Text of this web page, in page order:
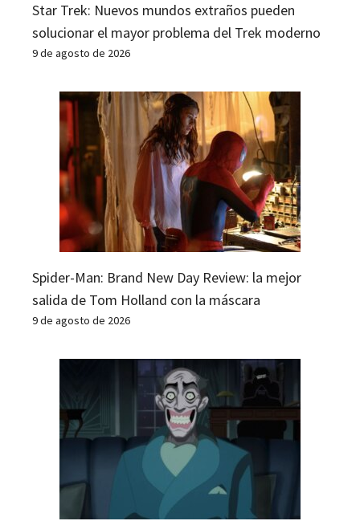
Star Trek: Nuevos mundos extraños pueden
solucionar el mayor problema del Trek moderno
9 de agosto de 2026
Spider-Man: Brand New Day Review: la mejor
salida de Tom Holland con la máscara
9 de agosto de 2026